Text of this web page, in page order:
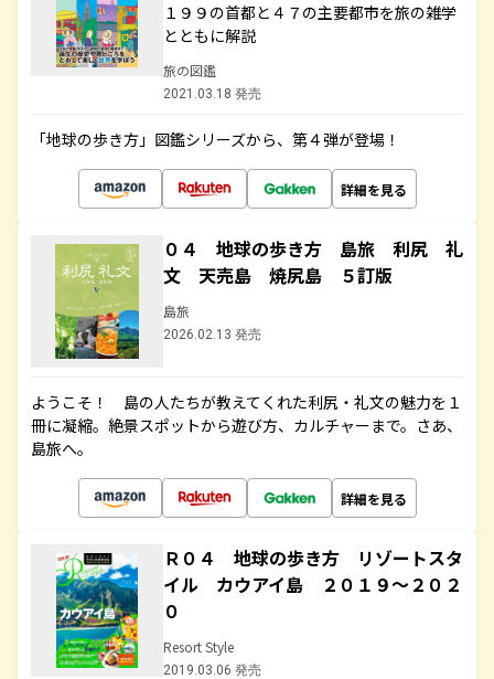
１９９の首都と４７の主要都市を旅の雑学
とともに解説
旅の図鑑
2021.03.18 発売
「地球の歩き方」図鑑シリーズから、第４弾が登場！
詳細を見る
０４ 地球の歩き方 島旅 利尻 礼
文 天売島 焼尻島 ５訂版
島旅
2026.02.13 発売
ようこそ！ 島の人たちが教えてくれた利尻・礼文の魅力を１
冊に凝縮。絶景スポットから遊び方、カルチャーまで。さあ、
島旅へ。
詳細を見る
Ｒ０４ 地球の歩き方 リゾートスタ
イル カウアイ島 ２０１９～２０２
０
Resort Style
2019.03.06 発売